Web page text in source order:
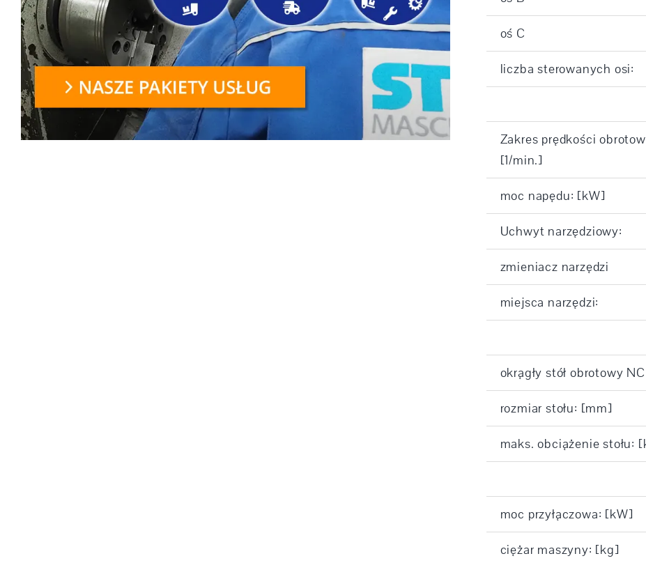
oś C
liczba sterowanych osi:
Zakres prędkości
[1/min.]
moc napędu: [kW]
Uchwyt narzędziowy:
zmieniacz narzędzi
miejsca narzędzi:
okrągły stół obrotowy NC
rozmiar stołu: [mm]
maks. obciążenie stołu:
moc przyłączowa: [kW]
ciężar maszyny: [kg]